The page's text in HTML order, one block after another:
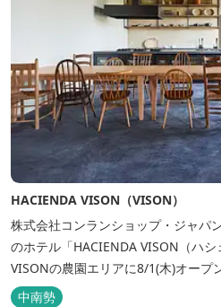
HACIENDA VISON（VISON）
株式会社コンランショップ・ジャパ
のホテル「HACIENDA VISON（ハシ
VISONの農園エリアに8/1(木)オープン。 VISONでも最も緑豊
農園エリアに建つHACIENDA VISON
中南勢